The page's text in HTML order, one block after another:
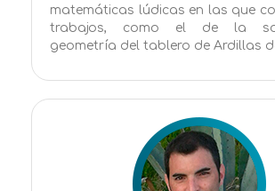
matemáticas lúdicas en las que
trabajos, como el de la
geometría del tablero de Ardillas